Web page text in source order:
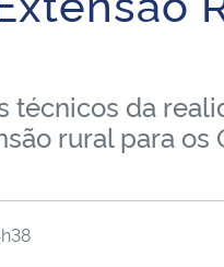
da
rural para os